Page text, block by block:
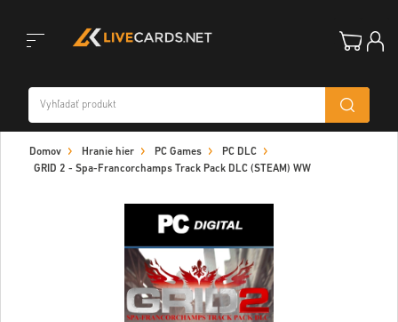
navigation
Domov Hranie hier PC Games
PC DLC
GRID 2 - Spa-Francorchamps Track Pack DLC (STEAM) WW